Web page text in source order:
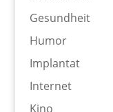
Gesundheit
Humor
Implantat
Internet
Kino